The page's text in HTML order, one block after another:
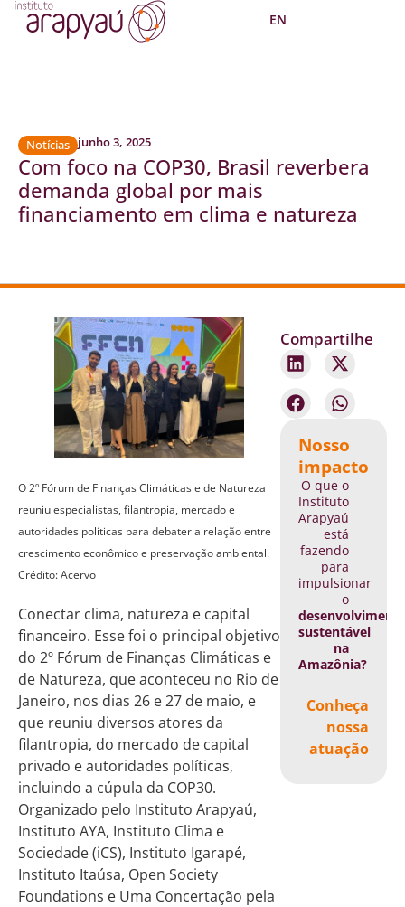
EN
Notícias junho 3, 2025
Com foco na COP30, Brasil reverbera
demanda global por mais
financiamento em clima e natureza
Compartilhe
Nosso
impacto
O que o
Instituto
Arapyaú
está
fazendo
para
impulsionar
o
sustentável
na
Amazônia?
Conheça
nossa
atuação
O 2º Fórum de Finanças Climáticas e de Natureza
reuniu especialistas, filantropia, mercado e
autoridades políticas para debater a relação entre
crescimento econômico e preservação ambiental.
Crédito: Acervo
Conectar clima, natureza e capital
financeiro. Esse foi o principal objetivo
do 2º Fórum de Finanças Climáticas e
de Natureza, que aconteceu no Rio de
Janeiro, nos dias 26 e 27 de maio, e
que reuniu diversos atores da
filantropia, do mercado de capital
privado e autoridades políticas,
incluindo a cúpula da COP30.
Organizado pelo Instituto Arapyaú,
Instituto AYA, Instituto Clima e
Sociedade (iCS), Instituto Igarapé,
Instituto Itaúsa, Open Society
Foundations e Uma Concertação pela